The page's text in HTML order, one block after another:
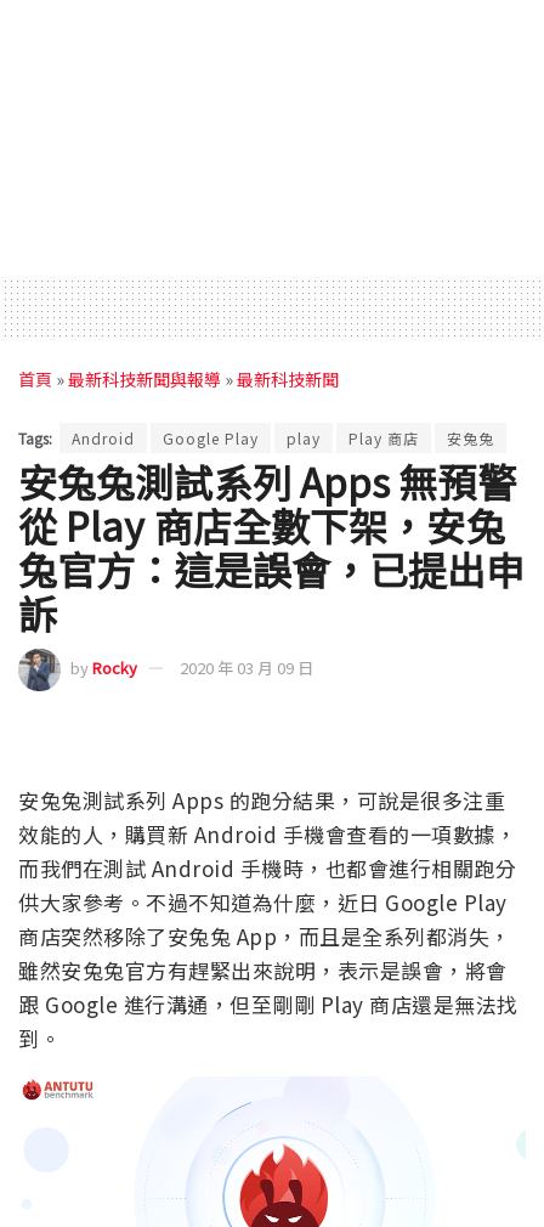
首頁 »最新科技新聞與報導 »最新科技新聞
Tags: Android Google Play play Play 商店 安兔兔
安兔兔測試系列 Apps 無預警
從 Play 商店全數下架，安兔
兔官方：這是誤會，已提出申
訴
byRocky 2020 年 03 月 09 日
安兔兔測試系列 Apps 的跑分結果，可說是很多注重
效能的人，購買新 Android 手機會查看的一項數據，
而我們在測試 Android 手機時，也都會進行相關跑分
供大家參考。不過不知道為什麼，近日 Google Play
商店突然移除了安兔兔 App，而且是全系列都消失，
雖然安兔兔官方有趕緊出來說明，表示是誤會，將會
跟 Google 進行溝通，但至剛剛 Play 商店還是無法找
到。